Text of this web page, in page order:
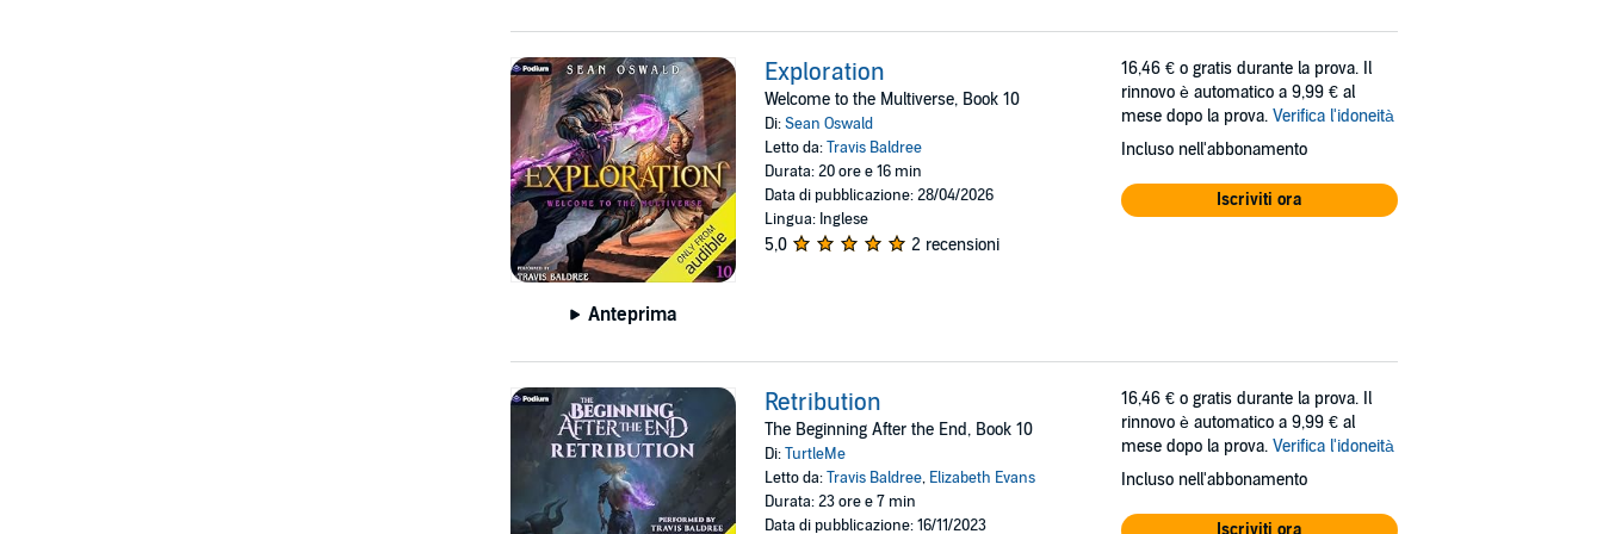
Anteprima
Exploration
Welcome to the Multiverse, Book 10
Di:Sean Oswald
Letto da:Travis Baldree
Durata: 20 ore e 16 min
Data di pubblicazione: 28/04/2026
Lingua: Inglese
5,0 2 recensioni
16,46 € o gratis durante la prova. Il
rinnovo è automatico a 9,99 € al
mese dopo la prova. Verifica l'idoneità
Incluso nell'abbonamento
Iscriviti ora
Retribution
The Beginning After the End, Book 10
Di:TurtleMe
Letto da:Travis Baldree, Elizabeth Evans
Durata: 23 ore e 7 min
Data di pubblicazione: 16/11/2023
16,46 € o gratis durante la prova. Il
rinnovo è automatico a 9,99 € al
mese dopo la prova. Verifica l'idoneità
Incluso nell'abbonamento